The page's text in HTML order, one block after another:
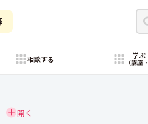
相談する 学ぶ
（講座